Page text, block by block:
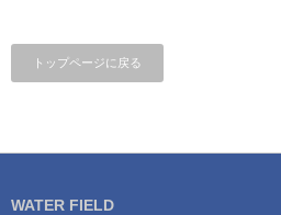
トップページに戻る
WATER FIELD